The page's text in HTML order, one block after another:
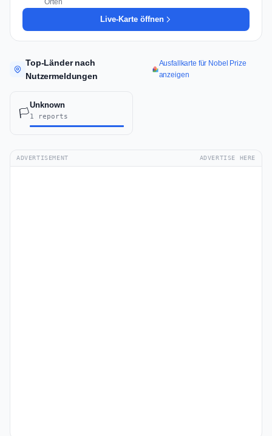
Orten
Live-Karte öffnen
Top-Länder nach
Nutzermeldungen
Ausfallkarte für Nobel Prize
anzeigen
🏳️
Unknown
1 reports
ADVERTISEMENT ADVERTISE HERE